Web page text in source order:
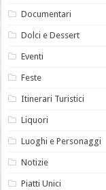
Documentari
Dolci e Dessert
Eventi
Feste
Itinerari Turistici
Liquori
Luoghi e Personaggi
Notizie
Piatti Unici